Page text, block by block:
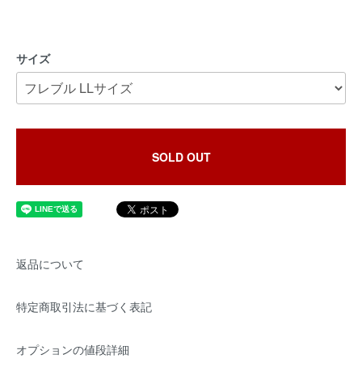
サイズ
SOLD OUT
返品について
特定商取引法に基づく表記
オプションの値段詳細